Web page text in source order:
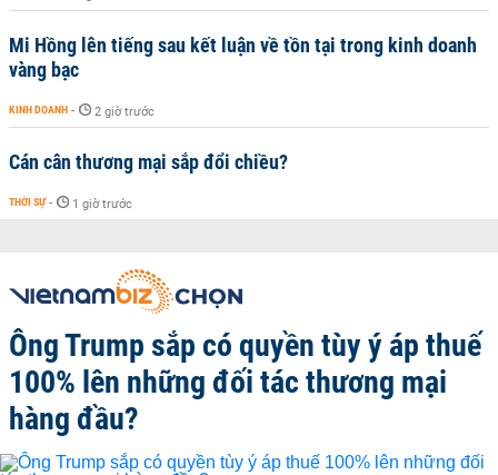
Mi Hồng lên tiếng sau kết luận về tồn tại trong kinh doanh
vàng bạc
KINH DOANH - 2 giờ trước
Cán cân thương mại sắp đổi chiều?
THỜI SỰ - 1 giờ trước
Ông Trump sắp có quyền tùy ý áp thuế
100% lên những đối tác thương mại
hàng đầu?